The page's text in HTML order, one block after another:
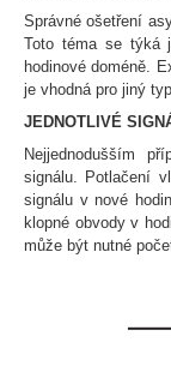
Správné ošetření
Toto téma se týká
hodinové doméně.
je vhodná pro jiný
JEDNOTLIVÉ
Nejjednodušším
signálu. Potlačení
signálu v nové
klopné obvody v
může být nutné